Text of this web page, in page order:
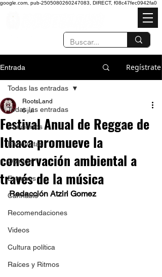
google.com, pub-2505080260247083, DIRECT, f08c47fec0942fa0
Entrada Regístrate
Todas las entradas
Conciertos
Entrevistas
Opinión
Estrenos
Cannabis
Recomendaciones
Videos
Cultura política
Raíces y Ritmos
Todas las entradas
Festival Anual de Reggae de
Ithaca promueve la
conservación ambiental a
través de la música
RootsLand
6 jul
Redacción Atziri Gomez